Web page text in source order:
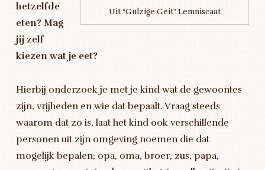
Uit “Gulzige Geit” Lemniscaat
hetzelfde
eten? Mag
jij zelf
kiezen wat je eet?
Hierbij onderzoek je met je kind wat de gewoontes
zijn, vrijheden en wie dat bepaalt. Vraag steeds
waarom dat zo is, laat het kind ook verschillende
personen uit zijn omgeving noemen die dat
mogelijk bepalen; opa, oma, broer, zus, papa,